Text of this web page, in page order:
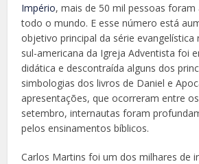
Império, mais de 50 mil pessoas foram
todo o mundo. E esse número está
objetivo principal da série evangelística
sul-americana da Igreja Adventista foi
didática e descontraída alguns dos
simbologias dos livros de Daniel e
apresentações, que ocorreram entre
setembro, internautas foram
pelos ensinamentos bíblicos.
Carlos Martins foi um dos milhares de